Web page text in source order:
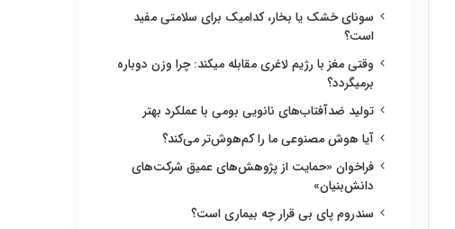
سونای خشک یا بخار، کدامیک برای سلامتی مفید
است؟
وقتی مغز با رژیم لاغری مقابله میکند: چرا وزن دوباره
برمیگردد؟
تولید ضدآفتاب‌های نانویی بومی با عملکرد بهتر
آیا هوش مصنوعی ما را کم‌هوش‌تر می‌کند؟
فراخوان «حمایت از پژوهش‌های عمیق شرکت‌های
دانش‌بنیان»
سندروم پای بی قرار چه بیماری است؟